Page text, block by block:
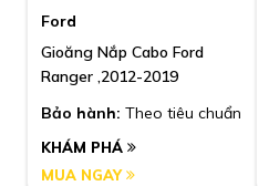
Ford
Gioăng Nắp Cabo Ford
Ranger ,2012-2019
Bảo hành: Theo tiêu chuẩn
KHÁM PHÁ
MUA NGAY